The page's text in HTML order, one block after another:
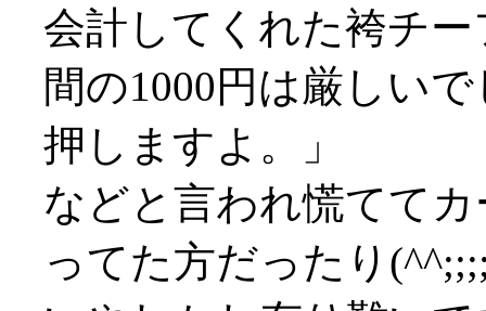
会計してくれた袴チ
間の1000円は厳しい
押しますよ。」
などと言われ慌てて
ってた方だったり